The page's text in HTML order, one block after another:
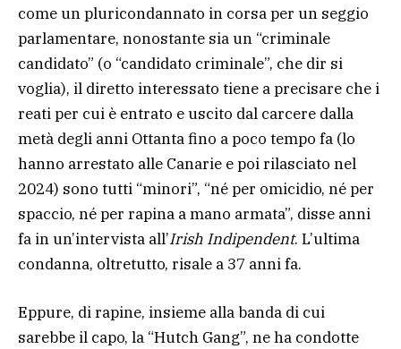
come un pluricondannato in corsa per un seggio
parlamentare, nonostante sia un “criminale
candidato” (o “candidato criminale”, che dir si
voglia), il diretto interessato tiene a precisare che i
reati per cui è entrato e uscito dal carcere dalla
metà degli anni Ottanta fino a poco tempo fa (lo
hanno arrestato alle Canarie e poi rilasciato nel
2024) sono tutti “minori”, “né per omicidio, né per
spaccio, né per rapina a mano armata”, disse anni
fa in un’intervista all’Irish Indipendent. L’ultima
condanna, oltretutto, risale a 37 anni fa.
Eppure, di rapine, insieme alla banda di cui
sarebbe il capo, la “Hutch Gang”, ne ha condotte